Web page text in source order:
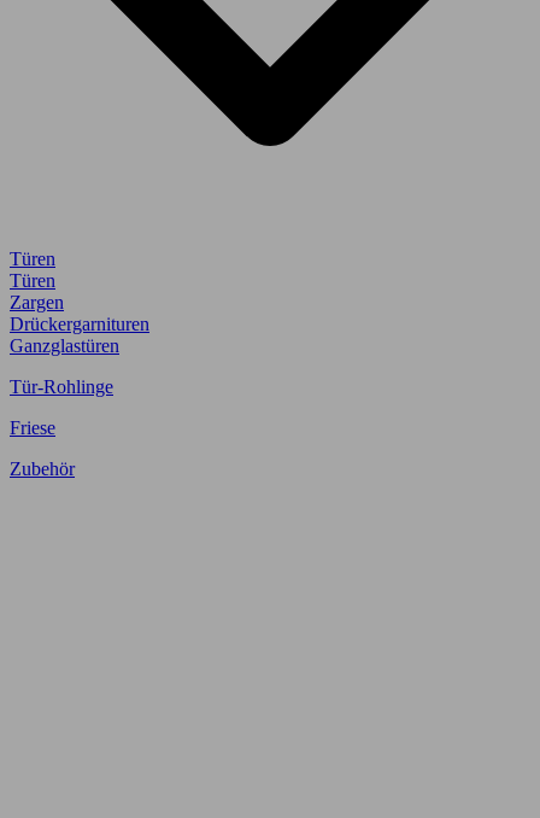
Türen
Türen
Zargen
Drückergarnituren
Ganzglastüren
Tür-Rohlinge
Friese
Zubehör